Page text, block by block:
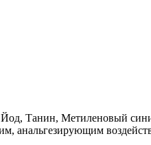
Йод, Танин, Метиленовый
анальгезирующим